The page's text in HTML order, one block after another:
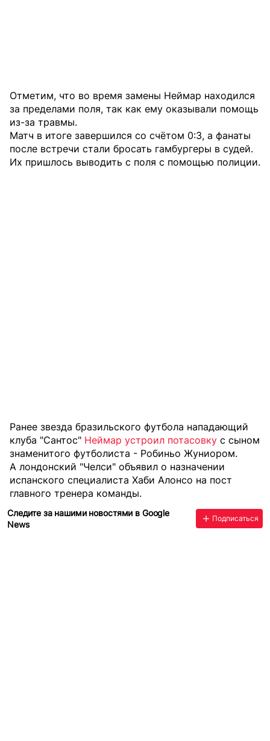
Отметим, что во время замены Неймар находился
за пределами поля, так как ему оказывали помощь
из-за травмы.
Матч в итоге завершился со счётом 0:3, а фанаты
после встречи стали бросать гамбургеры в судей.
Их пришлось выводить с поля с помощью полиции.
Ранее звезда бразильского футбола нападающий
клуба "Сантос" Неймар устроил потасовку с сыном
знаменитого футболиста - Робиньо Жуниором.
А лондонский "Челси" объявил о назначении
испанского специалиста Хаби Алонсо на пост
главного тренера команды.
Следите за нашими новостями в Google
News
Подписаться